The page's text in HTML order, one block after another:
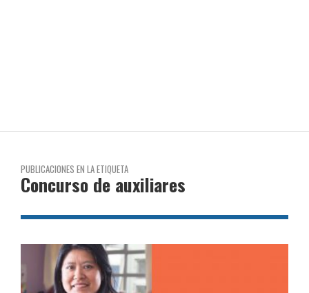
PUBLICACIONES EN LA ETIQUETA
Concurso de auxiliares